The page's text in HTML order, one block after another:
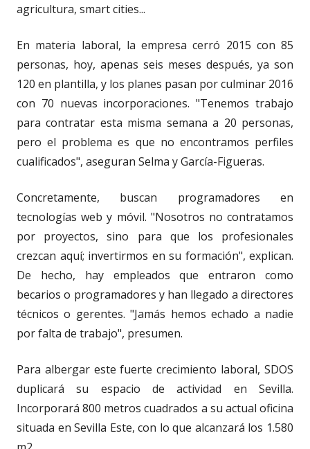
agricultura, smart cities...
En materia laboral, la empresa cerró 2015 con 85
personas, hoy, apenas seis meses después, ya son
120 en plantilla, y los planes pasan por culminar 2016
con 70 nuevas incorporaciones. "Tenemos trabajo
para contratar esta misma semana a 20 personas,
pero el problema es que no encontramos perfiles
cualificados", aseguran Selma y García-Figueras.
Concretamente, buscan programadores en
tecnologías web y móvil. "Nosotros no contratamos
por proyectos, sino para que los profesionales
crezcan aquí; invertirmos en su formación", explican.
De hecho, hay empleados que entraron como
becarios o programadores y han llegado a directores
técnicos o gerentes. "Jamás hemos echado a nadie
por falta de trabajo", presumen.
Para albergar este fuerte crecimiento laboral, SDOS
duplicará su espacio de actividad en Sevilla.
Incorporará 800 metros cuadrados a su actual oficina
situada en Sevilla Este, con lo que alcanzará los 1.580